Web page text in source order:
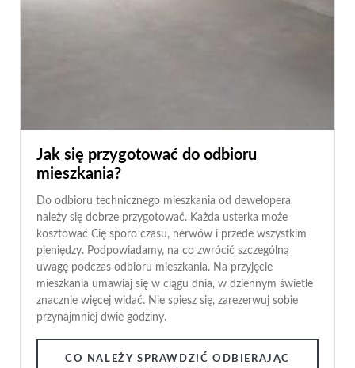
Jak się przygotować do odbioru
mieszkania?
Do odbioru technicznego mieszkania od dewelopera
należy się dobrze przygotować. Każda usterka może
kosztować Cię sporo czasu, nerwów i przede wszystkim
pieniędzy. Podpowiadamy, na co zwrócić szczególną
uwagę podczas odbioru mieszkania. Na przyjęcie
mieszkania umawiaj się w ciągu dnia, w dziennym świetle
znacznie więcej widać. Nie spiesz się, zarezerwuj sobie
przynajmniej dwie godziny.
CO NALEŻY SPRAWDZIĆ ODBIERAJĄC